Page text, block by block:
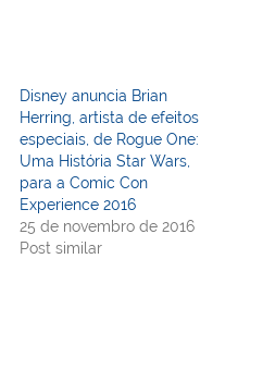
Disney anuncia Brian
Herring, artista de efeitos
especiais, de Rogue One:
Uma História Star Wars,
para a Comic Con
Experience 2016
25 de novembro de 2016
Post similar